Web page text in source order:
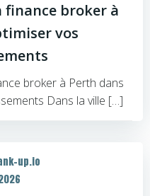
broker à
vos
broker à Perth dans
Dans la ville […]
up.io